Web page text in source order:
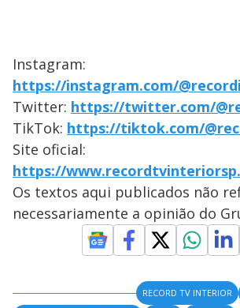
Instagram:
https://instagram.com/
Twitter: https://twitter.com/
TikTok: https://tiktok.com/
Site oficial:
https://
Os textos aqui publicados não
necessariamente a opinião do
RECORD TV INTERIOR